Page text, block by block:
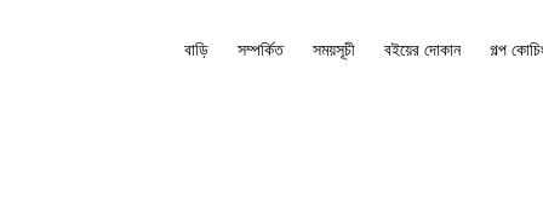
বাড়ি সম্পর্কিত সময়সূচী বইয়ের দোকান গল্প